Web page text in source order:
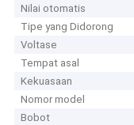
Nilai otomatis
Tipe yang Didorong
Voltase
Tempat asal
Kekuasaan
Nomor model
Bobot